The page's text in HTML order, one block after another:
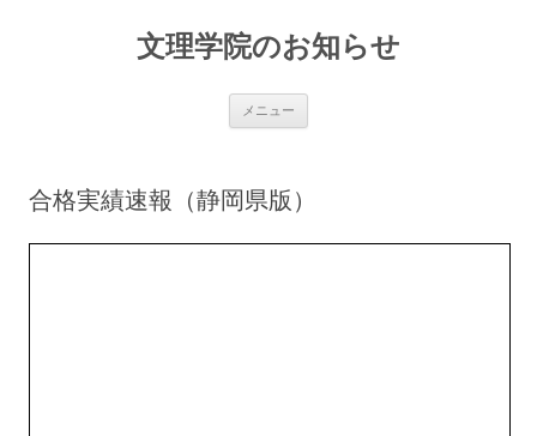
文理学院のお知らせ
メニュー
合格実績速報（静岡県版）